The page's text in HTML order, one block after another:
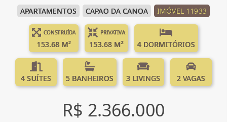
APARTAMENTOS CAPAO DA CANOA IMÓVEL 11933
CONSTRUÍDA
153.68 M²
PRIVATIVA
153.68 M² 4 DORMITÓRIOS
4 SUÍTES 5 BANHEIROS 3 LIVINGS 2 VAGAS
R$ 2.366.000